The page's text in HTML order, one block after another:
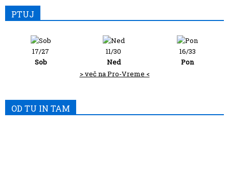
PTUJ
17/27
Sob
11/30
Ned
16/33
Pon
> več na Pro-Vreme <
OD TU IN TAM